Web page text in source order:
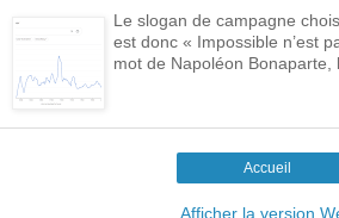
Le slogan de campagne
est donc « Impossible n’est
mot de Napoléon Bonaparte,
Accueil
Afficher la version